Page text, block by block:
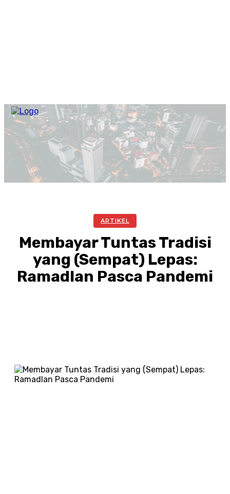
ARTIKEL
Membayar Tuntas Tradisi
yang (Sempat) Lepas:
Ramadlan Pasca Pandemi